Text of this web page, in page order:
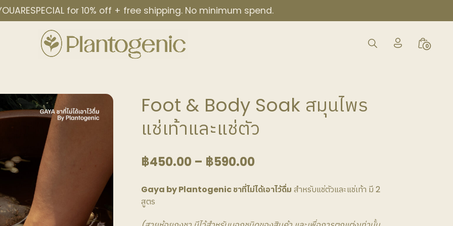
for 10% off + free shipping. No minimum spend.
Search
Account
0
Foot & Body Soak สมุนไพร
แช่เท้าและแช่ตัว
฿450.00 – ฿590.00
range:
฿450.00
Gaya by Plantogenic ชาที่ไม่ได้เอาไว้ดื่ม สำหรับแช่ตัวและแช่เท้า มี 2
สูตร